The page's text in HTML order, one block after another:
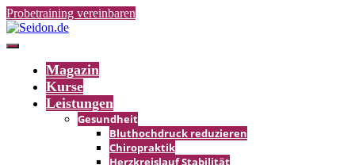
Probetraining vereinbaren
Magazin
Kurse
Leistungen
Gesundheit
Bluthochdruck reduzieren
Chiropraktik
Herzkreislauf Stabilität